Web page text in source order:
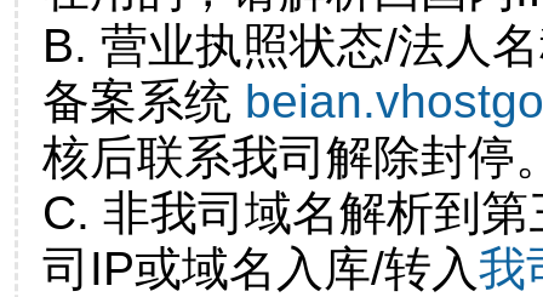
B. 营业执照状态/法人
备案系统
核后联系我司解除封停
C. 非我司域名解析到
司IP或域名入库/转入我